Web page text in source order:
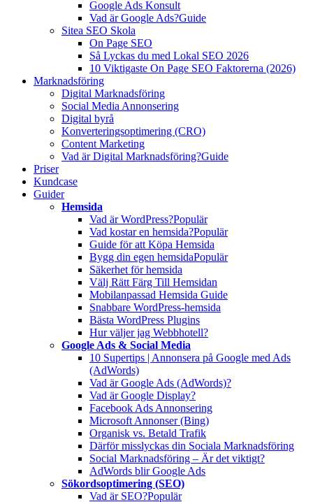
Google Ads Konsult
Vad är Google Ads?Guide
Sitea SEO Skola
On Page SEO
Så Lyckas du med Lokal SEO 2026
10 Viktigaste On Page SEO Faktorerna (2026)
Marknadsföring
Digital Marknadsföring
Social Media Annonsering
Digital byrå
Konverteringsoptimering (CRO)
Content Marketing
Vad är Digital Marknadsföring?Guide
Priser
Kundcase
Guider
Hemsida
Vad är WordPress?Populär
Vad kostar en hemsida?Populär
Guide för att Köpa Hemsida
Bygg din egen hemsidaPopulär
Säkerhet för hemsida
Välj Rätt Färg Till Hemsidan
Mobilanpassad Hemsida Guide
Snabbare WordPress-hemsida
Bästa WordPress Plugins
Hur väljer jag Webbhotell?
Google Ads & Social Media
10 Supertips | Annonsera på Google med Ads
(AdWords)
Vad är Google Ads (AdWords)?
Vad är Google Display?
Facebook Ads Annonsering
Microsoft Annonser (Bing)
Organisk vs. Betald Trafik
Därför misslyckas din Sociala Marknadsföring
Social Marknadsföring – Är det viktigt?
AdWords blir Google Ads
Sökordsoptimering (SEO)
Vad är SEO?Populär